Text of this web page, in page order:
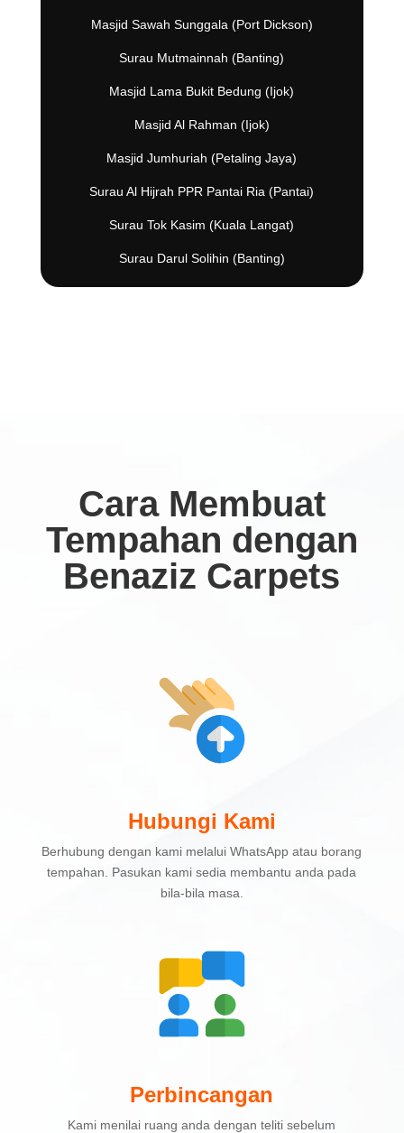
Masjid Sawah Sunggala (Port Dickson)
Surau Mutmainnah (Banting)
Masjid Lama Bukit Bedung (Ijok)
Masjid Al Rahman (Ijok)
Masjid Jumhuriah (Petaling Jaya)
Surau Al Hijrah PPR Pantai Ria (Pantai)
Surau Tok Kasim (Kuala Langat)
Surau Darul Solihin (Banting)
Cara Membuat
Tempahan dengan
Benaziz Carpets
Hubungi Kami
Berhubung dengan kami melalui WhatsApp atau borang
tempahan. Pasukan kami sedia membantu anda pada
bila-bila masa.
Perbincangan
Kami menilai ruang anda dengan teliti sebelum